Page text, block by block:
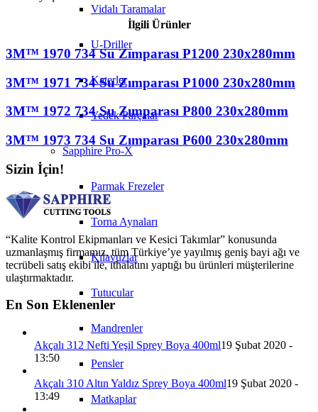
Vidalı Taramalar
U-Driller
Katerler
Yedek Parçalar
Sapphire Pro-X
Parmak Frezeler
Torna Aynaları
Kılavuzlar
Tutucular
Mandrenler
Pensler
Matkaplar
İlgili Ürünler
3M™ 1970 734 Su Zımparası P1200 230x280mm
3M™ 1971 734 Su Zımparası P1000 230x280mm
3M™ 1972 734 Su Zımparası P800 230x280mm
3M™ 1973 734 Su Zımparası P600 230x280mm
Sizin İçin!
“Kalite Kontrol Ekipmanları ve Kesici Takımlar” konusunda
uzmanlaşmış firmamız, tüm Türkiye’ye yayılmış geniş bayi ağı ve
tecrübeli satış ekibi ile, ithalatını yaptığı bu ürünleri müşterilerine
ulaştırmaktadır.
En Son Eklenenler
Akçalı 312 Nefti Yeşil Sprey Boya 400ml19 Şubat 2020 -
13:50
Akçalı 310 Altın Yaldız Sprey Boya 400ml19 Şubat 2020 -
13:49